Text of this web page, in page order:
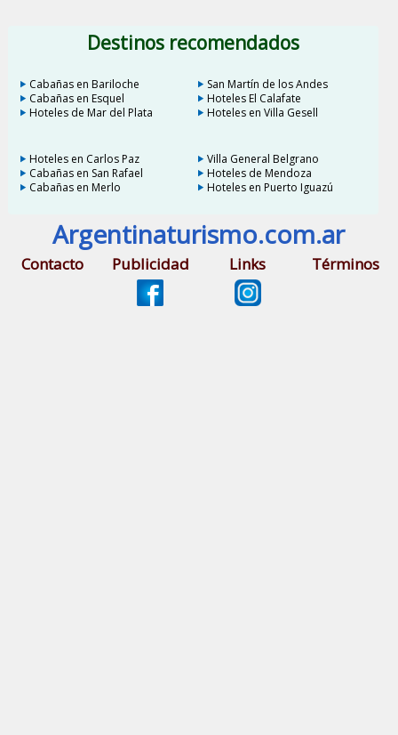
Destinos recomendados
Cabañas en Bariloche
San Martín de los Andes
Cabañas en Esquel
Hoteles El Calafate
Hoteles de Mar del Plata
Hoteles en Villa Gesell
Hoteles en Carlos Paz
Villa General Belgrano
Cabañas en San Rafael
Hoteles de Mendoza
Cabañas en Merlo
Hoteles en Puerto Iguazú
Argentinaturismo.com.ar
Contacto Publicidad Links Términos